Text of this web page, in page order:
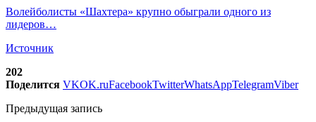
Волейболисты «Шахтера» крупно обыграли одного из
лидеров…
Источник
202
Поделится VKOK.ruFacebookTwitterWhatsAppTelegramViber
Предыдущая запись